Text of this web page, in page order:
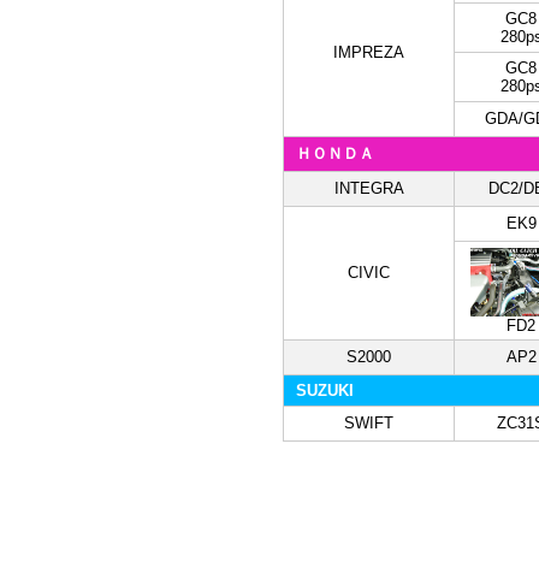
IMPREZA
GC8
GC8
GDA/
ＨＯＮＤＡ
INTEGRA
DC2/
CIVIC
EK9
FD2
S2000
AP2
SUZUKI
SWIFT